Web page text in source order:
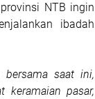
NTB ingin
ibadah
saat ini,
keramaian pasar,